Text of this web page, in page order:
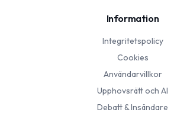
Information
Integritetspolicy
Cookies
Användarvillkor
Upphovsrätt och AI
Debatt & Insändare